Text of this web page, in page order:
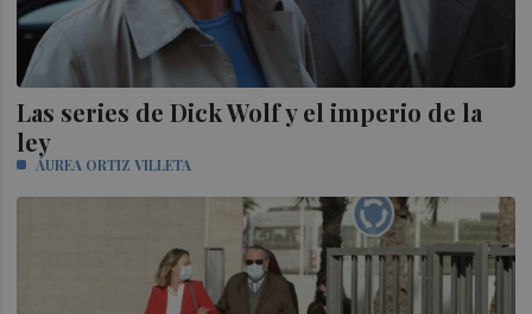
Las series de Dick Wolf y el imperio de la
ley
ÁUREA ORTIZ VILLETA